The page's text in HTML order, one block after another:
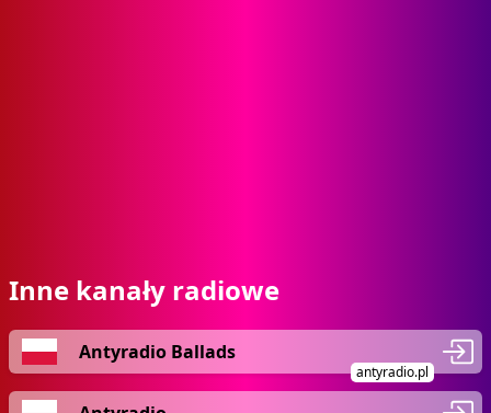
Inne kanały radiowe
Antyradio Ballads
antyradio.pl